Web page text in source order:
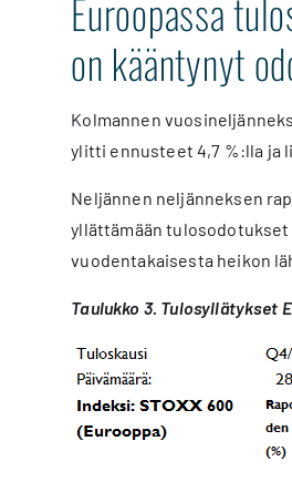
Euroopassa
on kääntynyt
Kolmannen
ylitti ennusteet 4,7 %:lla ja
Neljännen neljänneksen
yllättämään tulosodotukset
vuodentakaisesta heikon
Taulukko 3. Tulosyllätykset